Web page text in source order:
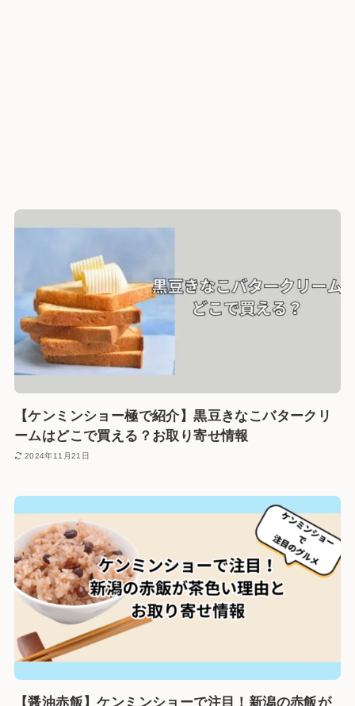
【ケンミンショー極で紹介】黒豆きなこバタークリ
ームはどこで買える？お取り寄せ情報
2024年11月21日
【醤油赤飯】ケンミンショーで注目！新潟の赤飯が